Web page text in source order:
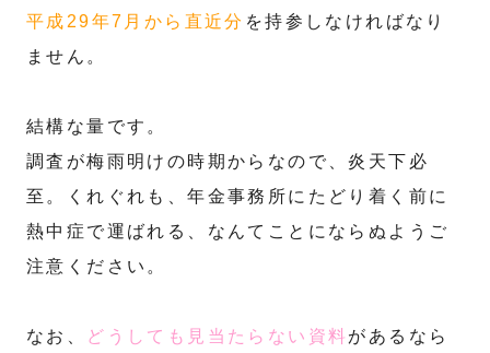
平成29年7月から直近分 を持参しなければなり
ません。
結構な量です。
調査が梅雨明けの時期からなので、炎天下必
至。くれぐれも、年金事務所にたどり着く前に
熱中症で運ばれる、なんてことにならぬようご
注意ください。
なお、 どうしても見当たらない資料 があるなら